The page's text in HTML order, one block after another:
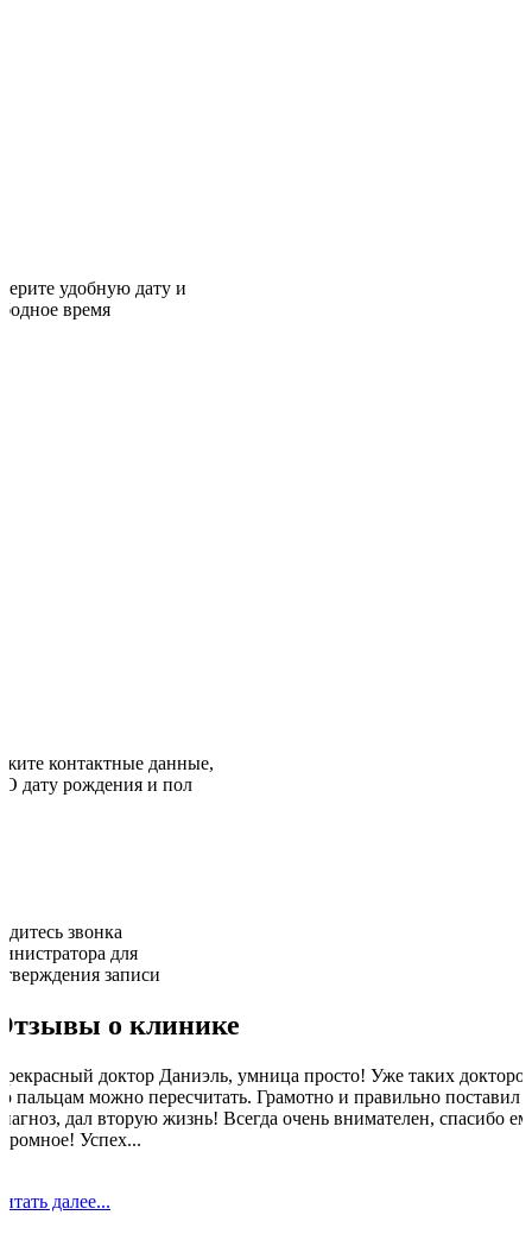
удобную дату и
время
контактные данные,
дату рождения и пол
звонка
для
записи
о клинике
доктор Даниэль, умница просто! Уже таких
пальцам можно пересчитать. Грамотно и правильно поставил
дал вторую жизнь! Всегда очень внимателен, спасибо
Успех...
далее...